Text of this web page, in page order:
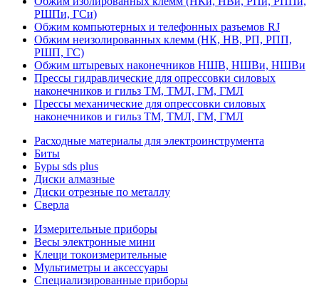
РШПи, ГСи)
Обжим компьютерных и телефонных разъемов RJ
Обжим неизолированных клемм (НК, НВ, РП, РПП,
РШП, ГС)
Обжим штыревых наконечников НШВ, НШВи, НШВи
Прессы гидравлические для опрессовки силовых
наконечников и гильз ТМ, ТМЛ, ГМ, ГМЛ
Прессы механические для опрессовки силовых
наконечников и гильз ТМ, ТМЛ, ГМ, ГМЛ
Расходные материалы для электроинструмента
Биты
Буры sds plus
Диски алмазные
Диски отрезные по металлу
Сверла
Измерительные приборы
Весы электронные мини
Клещи токоизмерительные
Мультиметры и аксессуары
Специализированные приборы